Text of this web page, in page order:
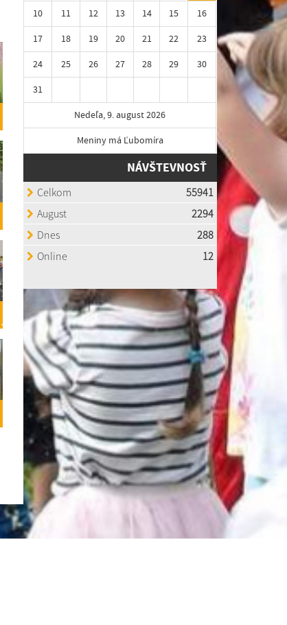
10
11 12 13 14 15
16
17
18 19 20 21 22
23
24
25 26 27 28 29
30
31
Nedeľa, 9. august 2026
Meniny má Ľubomíra
NÁVŠTEVNOSŤ